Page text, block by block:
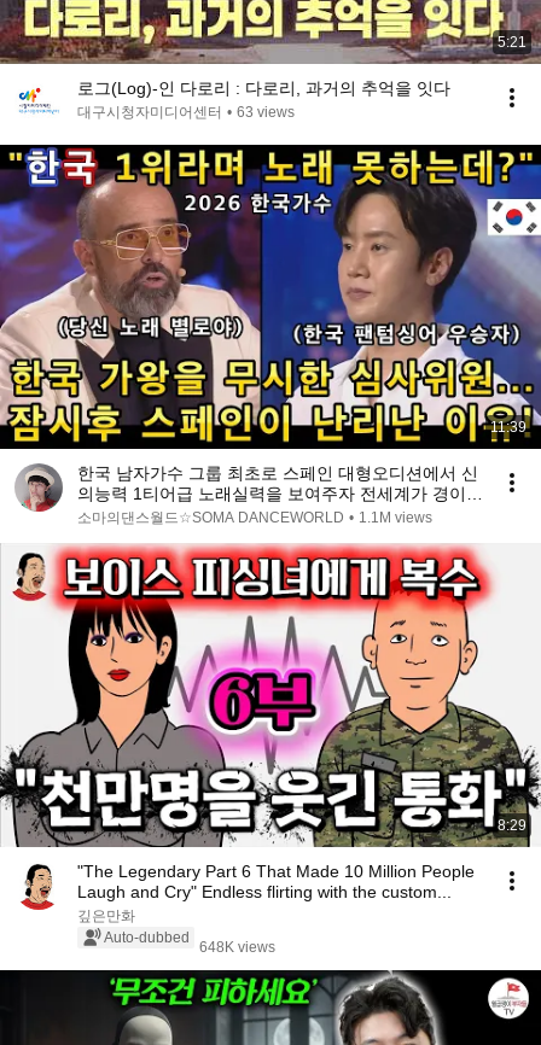
5:21
로그(Log)-인 다로리 : 다로리, 과거의 추억을 잇다
대구시청자미디어센터 • 63 views
11:39
한국 남자가수 그룹 최초로 스페인 대형오디션에서 신
의능력 1티어급 노래실력을 보여주자 전세계가 경이롭
다며 기립박수!(해외반응)ㅣ스페인 갓탤런트 GOT
소마의댄스월드☆SOMA DANCEWORLD • 1.1M views
8:29
"The Legendary Part 6 That Made 10 Million People
Laugh and Cry" Endless flirting with the custom...
깊은만화
Auto-dubbed
648K views